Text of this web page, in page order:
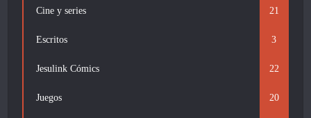
Cine y series 21
Escritos 3
Jesulink Cómics 22
Juegos 20